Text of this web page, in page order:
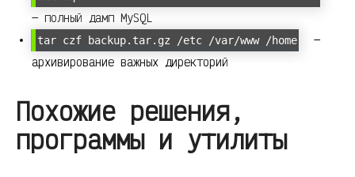
— полный дамп MySQL
tar czf backup.tar.gz /etc /var/www /home
—
архивирование важных директорий
Похожие решения,
программы и утилиты